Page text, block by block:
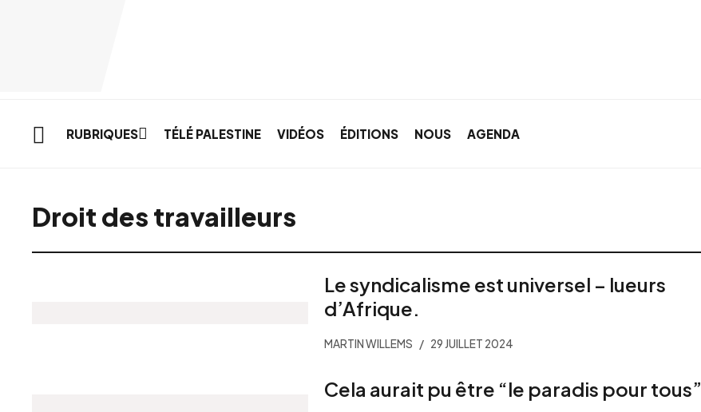
RUBRIQUES TÉLÉ PALESTINE VIDÉOS ÉDITIONS NOUS AGENDA
Droit des travailleurs
Le syndicalisme est universel – lueurs
d’Afrique.
MARTIN WILLEMS 29 JUILLET 2024
Cela aurait pu être “le paradis pour tous”